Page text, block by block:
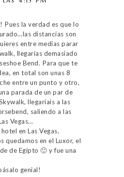
Pues la verdad es que lo
distancias son
entre medias parar
llegarías demasiado
Bend. Para que te
en total son unas 8
entre un punto y otro,
parada de un par de
llegaríais a las
saliendo a las
Vegas…
en Las Vegas,
quedamos en el Luxor, el
de Egipto 🙂 y fue una
genial!